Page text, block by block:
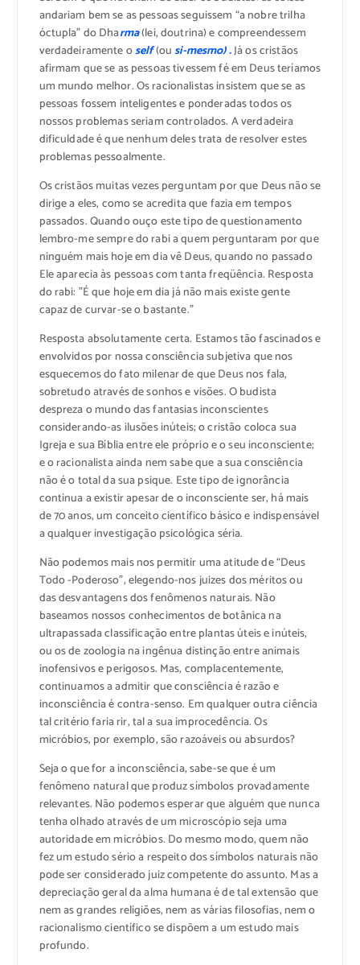
andariam bem se as pessoas seguissem “a nobre trilha
óctupla” do Dharma(lei, doutrina) e compreendessem
verdadeiramente oself(ousi-mesmo) .Já os cristãos
afirmam que se as pessoas tivessem fé em Deus teríamos
um mundo melhor. Os racionalistas insistem que se as
pessoas fossem inteligentes e ponderadas todos os
nossos problemas seriam controlados. A verdadeira
dificuldade é que nenhum deles trata de resolver estes
problemas pessoalmente.
Os cristãos muitas vezes perguntam por que Deus não se
dirige a eles, como se acredita que fazia em tempos
passados. Quando ouço este tipo de questionamento
lembro-me sempre do rabi a quem perguntaram por que
ninguém mais hoje em dia vê Deus, quando no passado
Ele aparecia às pessoas com tanta freqüência. Resposta
do rabi: ”É que hoje em dia já não mais existe gente
capaz de curvar-se o bastante.”
Resposta absolutamente certa. Estamos tão fascinados e
envolvidos por nossa consciência subjetiva que nos
esquecemos do fato milenar de que Deus nos fala,
sobretudo através de sonhos e visões. O budista
despreza o mundo das fantasias inconscientes
considerando-as ilusões inúteis; o cristão coloca sua
Igreja e sua Bíblia entre ele próprio e o seu inconsciente;
e o racionalista ainda nem sabe que a sua consciência
não é o total da sua psique. Este tipo de ignorância
continua a existir apesar de o inconsciente ser, há mais
de 70 anos, um conceito científico básico e indispensável
a qualquer investigação psicológica séria.
Não podemos mais nos permitir uma atitude de “Deus
Todo -Poderoso”, elegendo-nos juizes dos méritos ou
das desvantagens dos fenômenos naturais. Não
baseamos nossos conhecimentos de botânica na
ultrapassada classificação entre plantas úteis e inúteis,
ou os de zoologia na ingênua distinção entre animais
inofensivos e perigosos. Mas, complacentemente,
continuamos a admitir que consciência é razão e
inconsciência é contra-senso. Em qualquer outra ciência
tal critério faria rir, tal a sua improcedência. Os
micróbios, por exemplo, são razoáveis ou absurdos?
Seja o que for a inconsciência, sabe-se que é um
fenômeno natural que produz símbolos provadamente
relevantes. Não podemos esperar que alguém que nunca
tenha olhado através de um microscópio seja uma
autoridade em micróbios. Do mesmo modo, quem não
fez um estudo sério a respeito dos símbolos naturais não
pode ser considerado juiz competente do assunto. Mas a
depreciação geral da alma humana é de tal extensão que
nem as grandes religiões, nem as várias filosofias, nem o
racionalismo científico se dispõem a um estudo mais
profundo.